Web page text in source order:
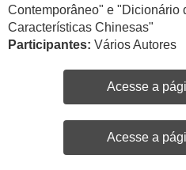
Contemporâneo" e "Dicionário
Características Chinesas"
Participantes: Vários Autores
Acesse a
Acesse a